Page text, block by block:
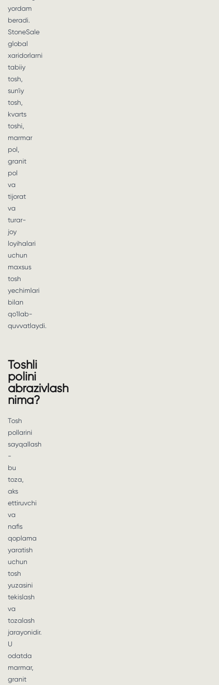
yordam
beradi.
StoneSale
global
xaridorlarni
tabiiy
tosh,
sun'iy
tosh,
kvarts
toshi,
marmar
pol,
granit
pol
va
tijorat
va
turar-
joy
loyihalari
uchun
maxsus
tosh
yechimlari
bilan
qo'llab-
quvvatlaydi.
Toshli
polini
abrazivlash
nima?
Tosh
pollarini
sayqallash
-
bu
toza,
aks
ettiruvchi
va
nafis
qoplama
yaratish
uchun
tosh
yuzasini
tekislash
va
tozalash
jarayonidir.
U
odatda
marmar,
granit